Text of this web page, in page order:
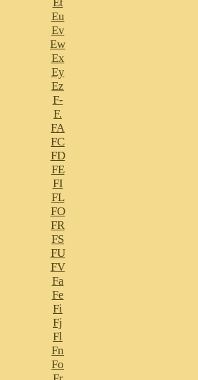
Eu
Ev
Ew
Ex
Ey
Ez
F-
F.
FA
FC
FD
FE
FI
FL
FO
FR
FS
FU
FV
Fa
Fe
Fi
Fj
Fl
Fn
Fo